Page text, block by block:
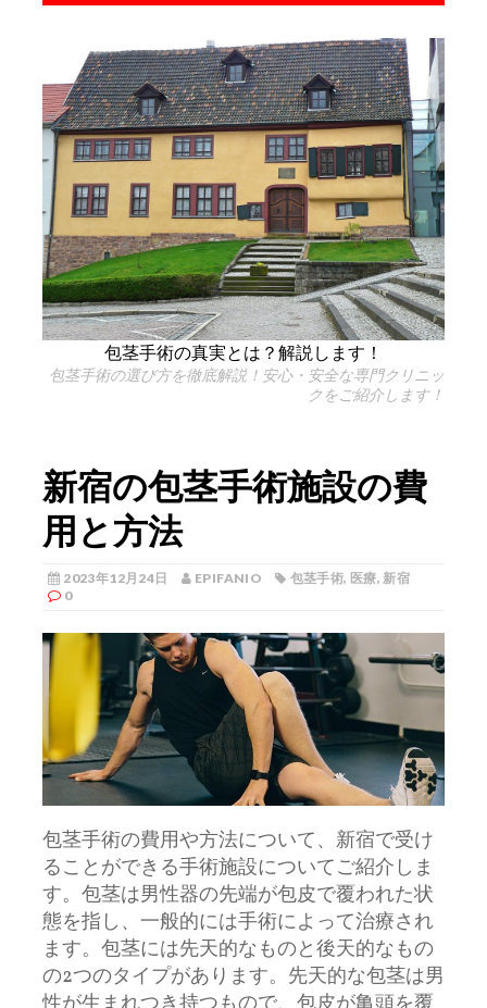
包茎手術の真実とは？解説します！
包茎手術の選び方を徹底解説！安心・安全な専門クリニッ
クをご紹介します！
新宿の包茎手術施設の費
用と方法
2023年12月24日 EPIFANIO 包茎手術, 医療, 新宿
0
包茎手術の費用や方法について、新宿で受け
ることができる手術施設についてご紹介しま
す。 包茎は男性器の先端が包皮で覆われた状
態を指し、一般的には手術によって治療され
ます。包茎には先天的なものと後天的なもの
の2つのタイプがあります。先天的な包茎は男